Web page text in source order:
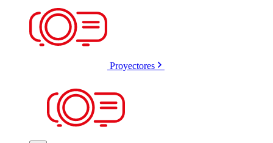
Proyectores